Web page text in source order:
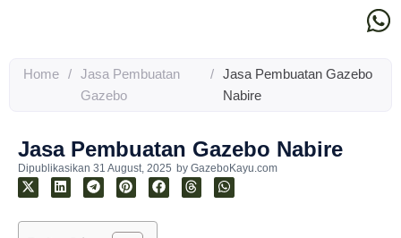
Home / Jasa Pembuatan
Gazebo
/ Jasa Pembuatan Gazebo
Nabire
Jasa Pembuatan Gazebo Nabire
Dipublikasikan 31 August, 2025 by GazeboKayu.com